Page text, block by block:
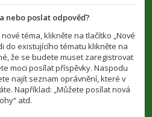
nebo poslat odpověď?
téma, klikněte na tlačítko „Nové
do existujícího tématu klikněte na
že se budete muset zaregistrovat
moci posílat příspěvky. Naspodu
najít seznam oprávnění, které v
Například: „Můžete posílat nová
atd.